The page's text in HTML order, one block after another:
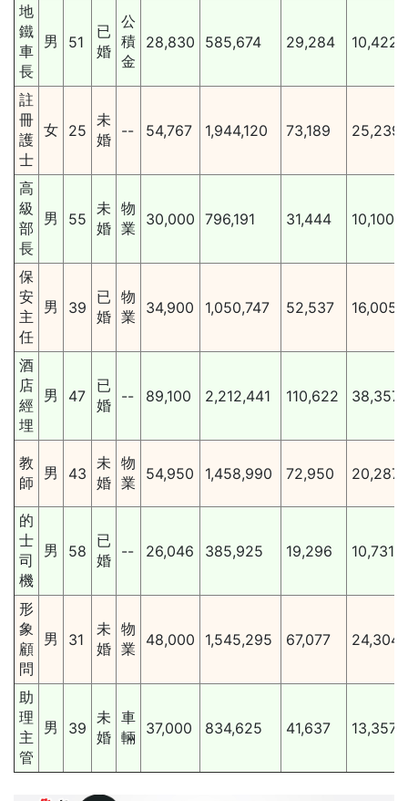
地
鐵
車
長
男 51
已
婚
公
積
金
28,830 585,674 29,284 10,422
註
冊
護
士
女 25
未
婚
-- 54,767 1,944,120 73,189 25,239
高
級
部
長
男 55
未
婚
物
業
30,000 796,191 31,444 10,100
保
安
主
任
男 39
已
婚
物
業
34,900 1,050,747 52,537 16,005
酒
店
經
埋
男 47
已
婚
-- 89,100 2,212,441 110,622 38,357
教
師
男 43
未
婚
物
業
54,950 1,458,990 72,950 20,287
的
士
司
機
男 58
已
婚
-- 26,046 385,925 19,296 10,731
形
象
顧
問
男 31
未
婚
物
業
48,000 1,545,295 67,077 24,304
助
理
主
管
男 39
未
婚
車
輛
37,000 834,625 41,637 13,357